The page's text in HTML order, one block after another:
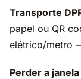
Transporte
papel ou QR
elétrico/metro
Perder a